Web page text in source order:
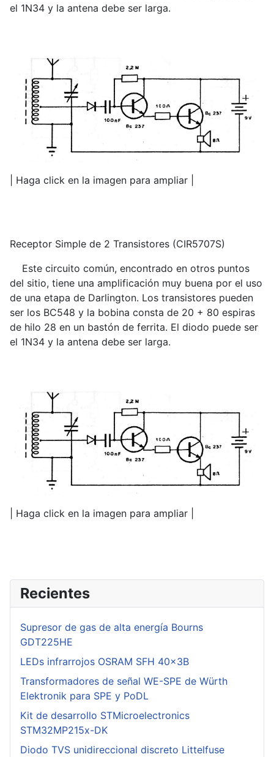
el 1N34 y la antena debe ser larga.
| Haga click en la imagen para ampliar |
Receptor Simple de 2 Transistores (CIR5707S)
Este circuito común, encontrado en otros puntos
del sitio, tiene una amplificación muy buena por el uso
de una etapa de Darlington. Los transistores pueden
ser los BC548 y la bobina consta de 20 + 80 espiras
de hilo 28 en un bastón de ferrita. El diodo puede ser
el 1N34 y la antena debe ser larga.
| Haga click en la imagen para ampliar |
Recientes
Supresor de gas de alta energía Bourns
GDT225HE
LEDs infrarrojos OSRAM SFH 40x3B
Transformadores de señal WE-SPE de Würth
Elektronik para SPE y PoDL
Kit de desarrollo STMicroelectronics
STM32MP215x-DK
Diodo TVS unidireccional discreto Littelfuse